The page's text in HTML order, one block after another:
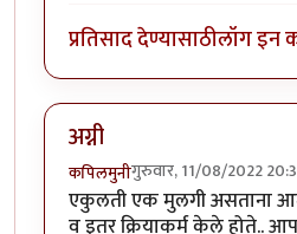
प्रतिसाद देण्यासाठीलॉग इन
अग्नी
कपिलमुनीगुरुवार, 11/08/2022
एकुलती एक मुलगी असताना
व इतर क्रियाकर्म केले होते..